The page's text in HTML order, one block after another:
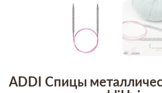
ADDI Спицы